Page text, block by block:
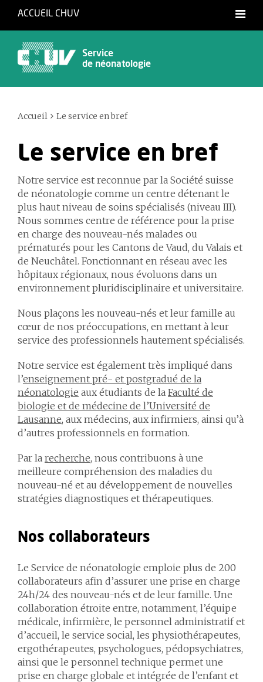
ACCUEIL CHUV
Service
de néonatologie
Accueil Le service en bref
Le service en bref
Notre service est reconnue par la Société suisse
de néonatologie comme un centre détenant le
plus haut niveau de soins spécialisés (niveau III).
Nous sommes centre de référence pour la prise
en charge des nouveau-nés malades ou
prématurés pour les Cantons de Vaud, du Valais et
de Neuchâtel. Fonctionnant en réseau avec les
hôpitaux régionaux, nous évoluons dans un
environnement pluridisciplinaire et universitaire.
Nous plaçons les nouveau-nés et leur famille au
cœur de nos préoccupations, en mettant à leur
service des professionnels hautement spécialisés.
Notre service est également très impliqué dans
l’enseignement pré- et postgradué de la
néonatologie aux étudiants de la Faculté de
biologie et de médecine de l’Université de
Lausanne, aux médecins, aux infirmiers, ainsi qu’à
d’autres professionnels en formation.
Par la recherche, nous contribuons à une
meilleure compréhension des maladies du
nouveau-né et au développement de nouvelles
stratégies diagnostiques et thérapeutiques.
Nos collaborateurs
Le Service de néonatologie emploie plus de 200
collaborateurs afin d’assurer une prise en charge
24h/24 des nouveau-nés et de leur famille. Une
collaboration étroite entre, notamment, l’équipe
médicale, infirmière, le personnel administratif et
d’accueil, le service social, les physiothérapeutes,
ergothérapeutes, psychologues, pédopsychiatres,
ainsi que le personnel technique permet une
prise en charge globale et intégrée de l’enfant et